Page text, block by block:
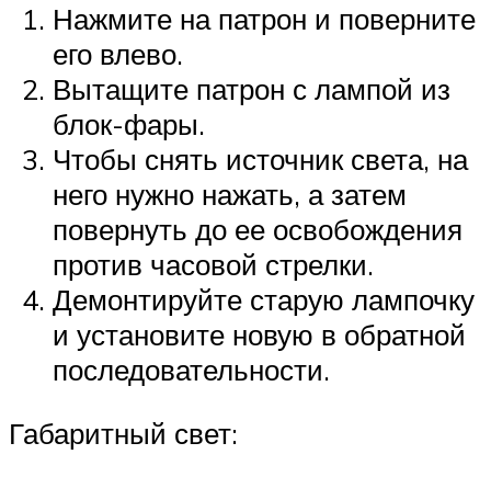
Нажмите на патрон и поверните
его влево.
Вытащите патрон с лампой из
блок-фары.
Чтобы снять источник света, на
него нужно нажать, а затем
повернуть до ее освобождения
против часовой стрелки.
Демонтируйте старую лампочку
и установите новую в обратной
последовательности.
Габаритный свет: